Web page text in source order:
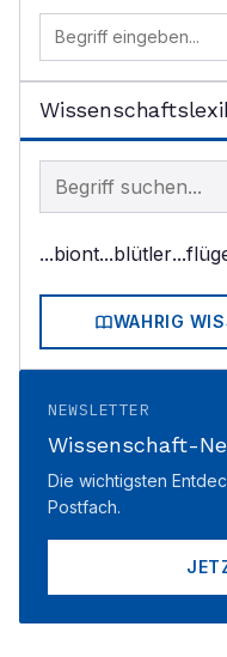
Begriff im Lexikon
...biont...blütler
WAHRIG
NEWSLETTER
Wissenschaft-
Die wichtigsten
Postfach.